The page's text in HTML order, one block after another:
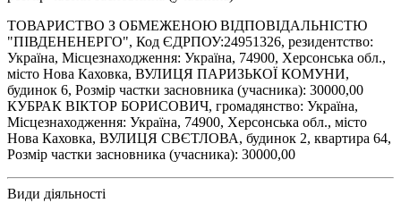
ТОВАРИСТВО З ОБМЕЖЕНОЮ ВІДПОВІДАЛЬНІСТЮ
"ПІВДЕНЕНЕРГО", Код ЄДРПОУ:24951326, резидентство:
Україна, Місцезнаходження: Україна, 74900, Херсонська обл.,
місто Нова Каховка, ВУЛИЦЯ ПАРИЗЬКОЇ КОМУНИ,
будинок 6, Розмір частки засновника (учасника): 30000,00
КУБРАК ВІКТОР БОРИСОВИЧ, громадянство: Україна,
Місцезнаходження: Україна, 74900, Херсонська обл., місто
Нова Каховка, ВУЛИЦЯ СВЄТЛОВА, будинок 2, квартира 64,
Розмір частки засновника (учасника): 30000,00
Види діяльності